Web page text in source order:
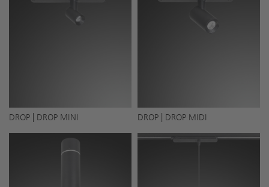
DROP | DROP MINI DROP | DROP MIDI